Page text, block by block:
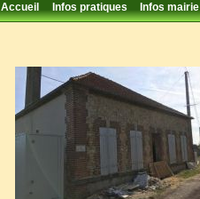
Accueil Infos pratiques Infos mairie